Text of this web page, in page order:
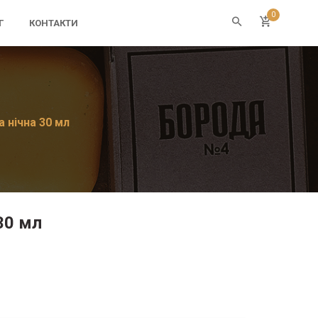
КОНТАКТИ
0
нічна 30 мл
мл